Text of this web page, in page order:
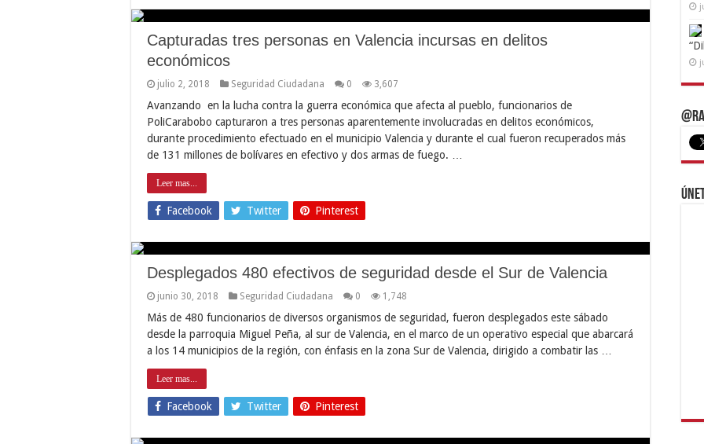
Capturadas tres personas en Valencia incursas en delitos
económicos
julio 2, 2018 Seguridad Ciudadana 0 3,607
Avanzando en la lucha contra la guerra económica que afecta al pueblo, funcionarios de
PoliCarabobo capturaron a tres personas aparentemente involucradas en delitos económicos,
durante procedimiento efectuado en el municipio Valencia y durante el cual fueron recuperados más
de 131 millones de bolívares en efectivo y dos armas de fuego. …
Leer mas...
Facebook Twitter Pinterest
Desplegados 480 efectivos de seguridad desde el Sur de Valencia
junio 30, 2018 Seguridad Ciudadana 0 1,748
Más de 480 funcionarios de diversos organismos de seguridad, fueron desplegados este sábado
desde la parroquia Miguel Peña, al sur de Valencia, en el marco de un operativo especial que abarcará
a los 14 municipios de la región, con énfasis en la zona Sur de Valencia, dirigido a combatir las …
Leer mas...
Facebook Twitter Pinterest